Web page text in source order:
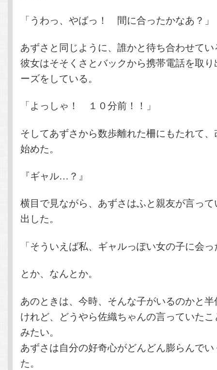
「うわっ、やばっ！ 間に合ったかなあ？」
あずさと同じように、誰かと待ち合わせて
彼女はそそくさとバックから携帯電話を取
ーズをしている。
「よっしゃ！ １０分前！！」
そしてあずさから数歩離れた柵にもたれて
始めた。
『ギャル…？』
横目で見ながら、あずさはふと親友が言っ
出した。
「そういえば私、ギャルっぽい女の子に会
とか、なんとか。
あのときは、今時、そんな子がいるのかと
けれど、どうやら佐織ちゃんの言っていた
みたい。
あずさは自分の好奇心がどんどん膨らんで
た。